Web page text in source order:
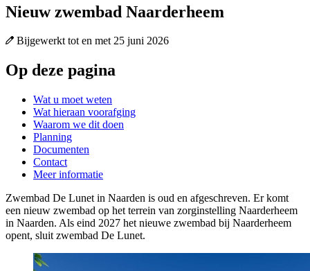
Nieuw zwembad Naarderheem
Bijgewerkt tot en met25 juni 2026
Op deze pagina
Wat u moet weten
Wat hieraan voorafging
Waarom we dit doen
Planning
Documenten
Contact
Meer informatie
Zwembad De Lunet in Naarden is oud en afgeschreven. Er komt
een nieuw zwembad op het terrein van zorginstelling Naarderheem
in Naarden. Als eind 2027 het nieuwe zwembad bij Naarderheem
opent, sluit zwembad De Lunet.